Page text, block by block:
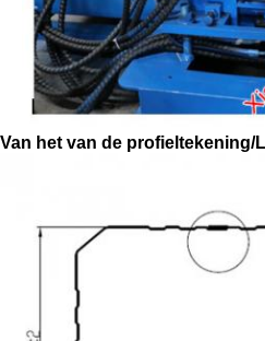
Van het van de profieltekening/